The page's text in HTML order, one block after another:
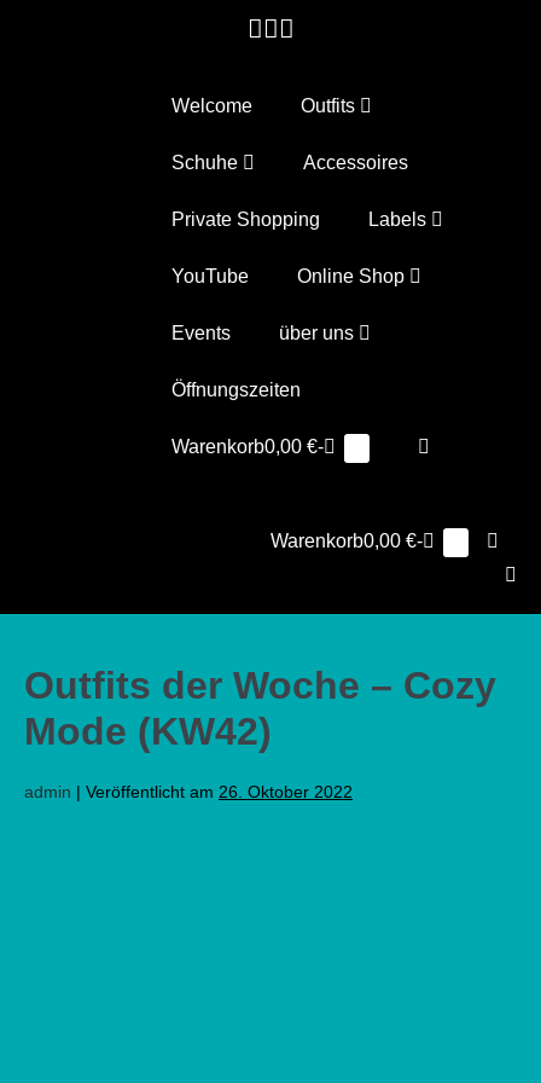
Welcome
Outfits
Schuhe Accessoires
Private Shopping Labels
YouTube Online Shop
Events über uns
Öffnungszeiten
Warenkorb
Warenkorb0,00 €-
Suche-
Warenkorb
Warenkorb0,00 €-
Outfits der Woche – Cozy
Mode (KW42)
admin | Veröffentlicht am 26. Oktober 2022